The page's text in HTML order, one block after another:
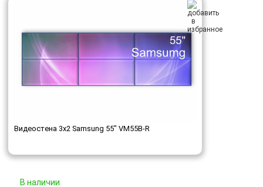
Видеостена 3x2 Samsung 55" VM55B-R
В наличии